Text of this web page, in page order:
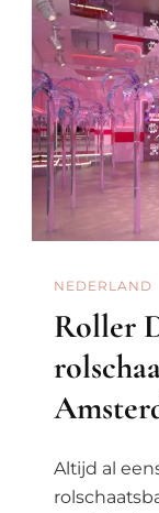
NEDERLAND
Roller
Altijd al